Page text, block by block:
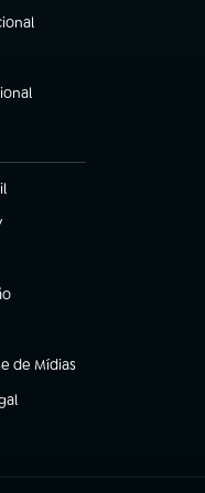
aba)
aba)
aba)
aba)
de Mídias
aba)